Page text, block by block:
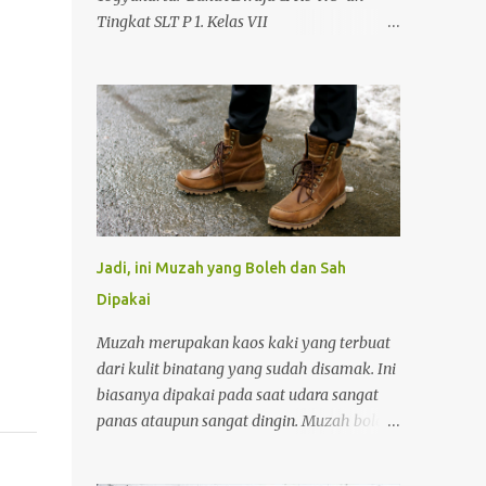
Tingkat SLT P 1. Kelas VII
usp=drivesdk 2. Kelas VIII
https://drive.google.com/file/d/11zJSQyMq4
0ER4balcSxL6anXMMwlQ4I3/view?
usp=drivesdk 3. Kelas IX
https://drive.google.com/file/d/12QBC7ym-
_zxZfbDMH0MRZk1cps8B4BJZ/view?
usp=drivesdk Buku Aswaja & Ke-NU-an
Tingkat SLTA 1. Kelas X
https://drive.google.com/file/d/12Qzm1Zths
Lht5I-pimgboiGXLBwuUlMG/view?
usp=drivesdk 2. Kelas XI
https://drive.google.com/file/d/12TgmO9XrI
J9fN7hlebLqydygScmM2gAk/view?
Jadi, ini Muzah yang Boleh dan Sah
Dipakai
Muzah merupakan kaos kaki yang terbuat
dari kulit binatang yang sudah disamak. Ini
biasanya dipakai pada saat udara sangat
panas ataupun sangat dingin. Muzah boleh